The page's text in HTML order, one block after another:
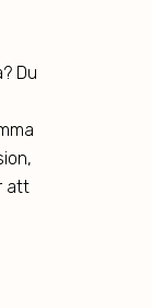
Du
att